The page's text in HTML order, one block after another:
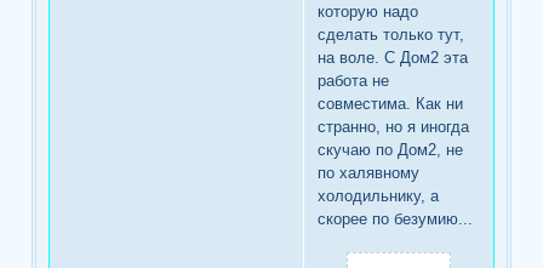
которую надо
сделать только тут,
на воле. С Дом2 эта
работа не
совместима. Как ни
странно, но я иногда
скучаю по Дом2, не
по халявному
холодильнику, а
скорее по безумию...